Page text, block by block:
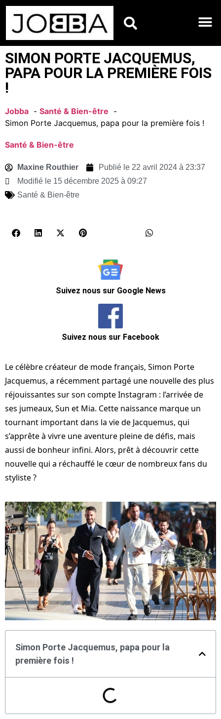
SIMON PORTE JACQUEMUS,
PAPA POUR LA PREMIÈRE FOIS
!
Jobba
Santé & Bien-être
Simon Porte Jacquemus, papa pour la première fois !
Santé & Bien-être
Maxine Routhier Publié le 22 avril 2024 à 23:37
Modifié le 15 décembre 2025 à 09:27
Santé & Bien-être
Suivez nous sur Google News
Suivez nous sur Facebook
Le célèbre créateur de mode français, Simon Porte
Jacquemus, a récemment partagé une nouvelle des plus
réjouissantes sur son compte Instagram : l’arrivée de
ses jumeaux, Sun et Mia. Cette naissance marque un
tournant important dans la vie de Jacquemus, qui
s’apprête à vivre une aventure pleine de défis, mais
aussi de bonheur infini. Alors, prêt à découvrir cette
nouvelle qui a réchauffé le cœur de nombreux fans du
styliste ?
Simon Porte Jacquemus, papa pour la
première fois !